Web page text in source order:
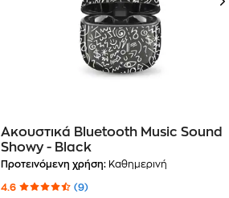
Ακουστικά Bluetooth Music Sound
Showy - Black
Προτεινόμενη χρήση: Καθημερινή
4.6 (9)